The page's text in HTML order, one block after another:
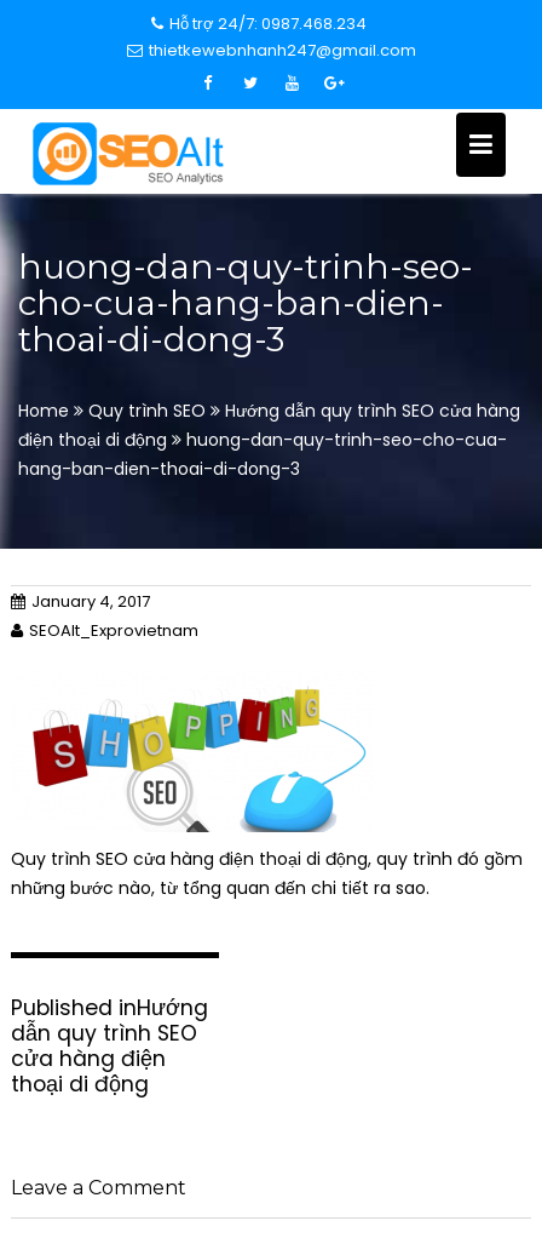
c
o
n
Hỗ trợ 24/7: 0987.468.234
thietkewebnhanh247@gmail.com
huong-dan-quy-trinh-seo-
cho-cua-hang-ban-dien-
thoai-di-dong-3
Home Quy trình SEO
Hướng dẫn quy trình SEO cửa hàng
điện thoại di động
huong-dan-quy-trinh-seo-cho-cua-
hang-ban-dien-thoai-di-dong-3
January 4, 2017
SEOAlt_Exprovietnam
Quy trình SEO cửa hàng điện thoại di động, quy trình đó gồm
những bước nào, từ tổng quan đến chi tiết ra sao.
o
s
t
n
i
g
Published inHướng
dẫn quy trình SEO
cửa hàng điện
thoại di động
Leave a Comment